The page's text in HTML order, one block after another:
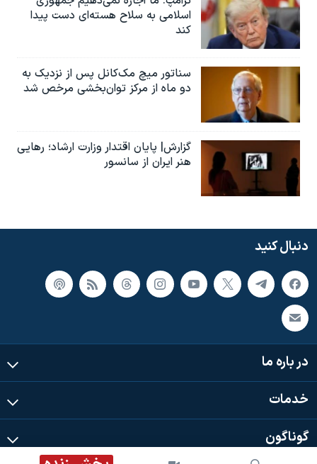
اسلامی به سلاح هسته‌ای دست پیدا
کند
سناتور میچ مک‌کانل پس از نزدیک به
دو ماه از مرکز توان‌بخشی مرخص شد
گزارش| پایان اقتدار وزارت ارشاد؛ رهایی
هنر ایران از سانسور
دنبال کنید
در باره ما
خدمات
گوناگون